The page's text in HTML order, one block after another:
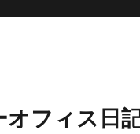
オフィス日